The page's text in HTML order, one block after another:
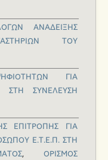
ΑΝΑΔΕΙΞΗΣ
ΤΟΥ
ΓΙΑ
ΣΤΗ ΣΥΝΕΛΕΥΣΗ
ΕΠΙΤΡΟΠΗΣ ΓΙΑ
Ε.Τ.Ε.Π. ΣΤΗ
, OΡΙΣΜΟΣ